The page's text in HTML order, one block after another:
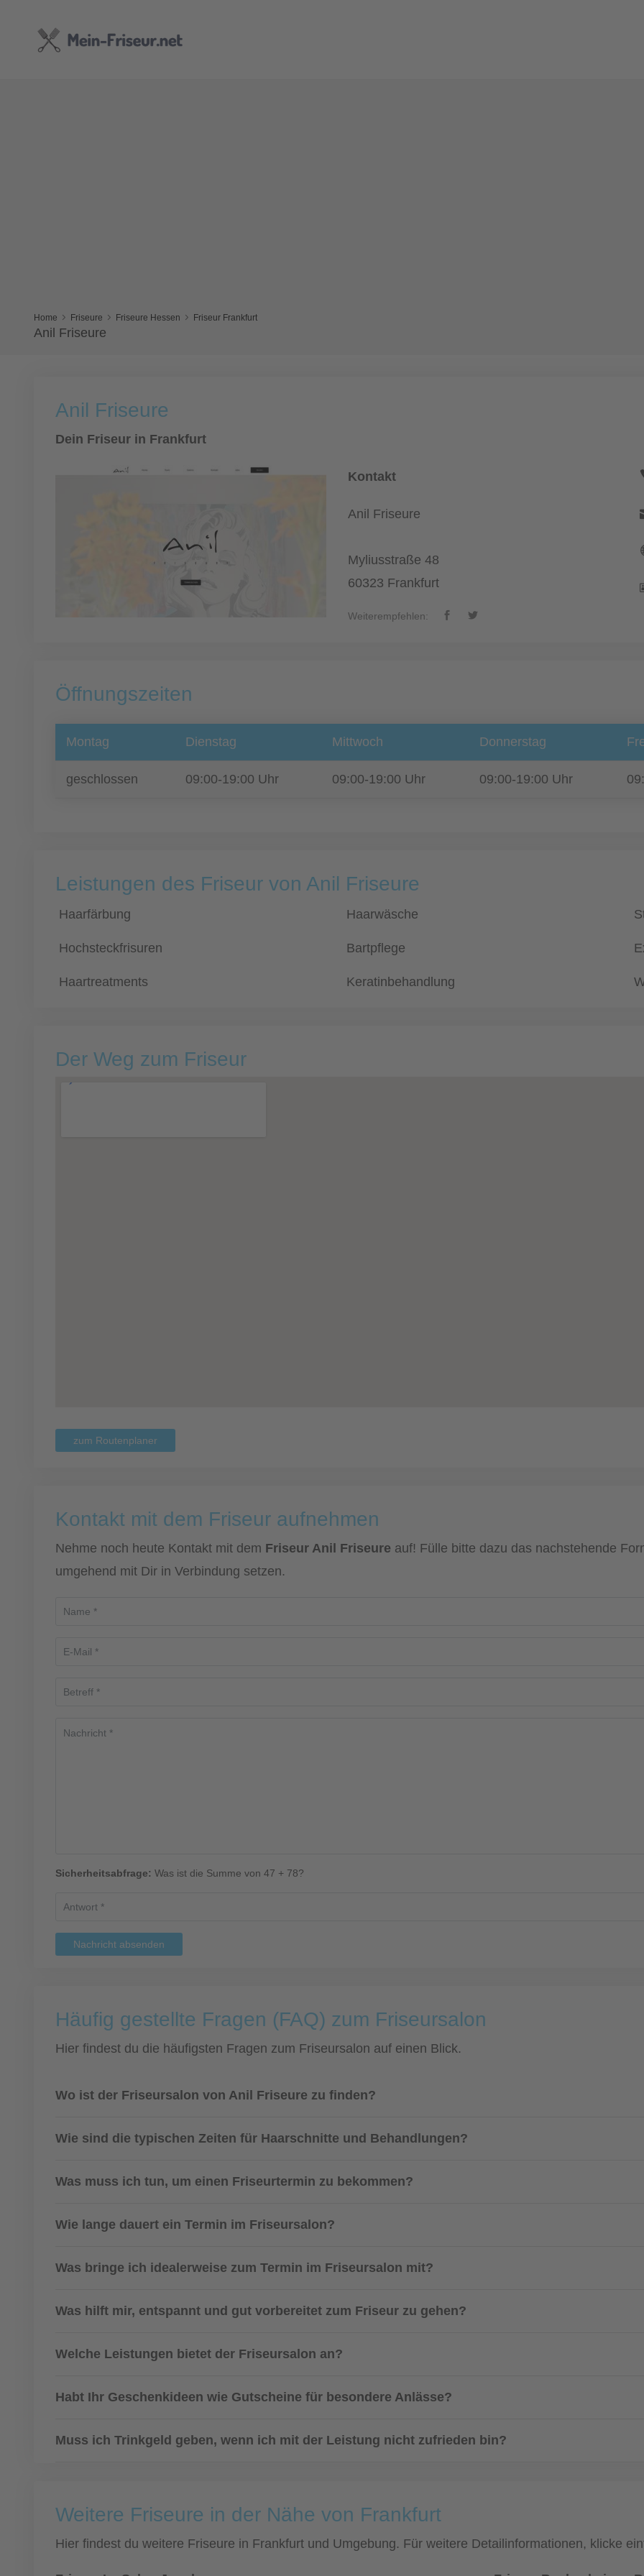
Home Friseure Friseure Hessen Friseur Frankfurt
Anil Friseure
Anil Friseure
Dein Friseur in Frankfurt
Kontakt
Anil Friseure
Myliusstraße 48
60323 Frankfurt
Weiterempfehlen:
Öffnungszeiten
Montag Dienstag Mittwoch Donnerstag
geschlossen 09:00-19:00 Uhr 09:00-19:00 Uhr 09:00-19:00 Uhr
Leistungen des Friseur von Anil Friseure
Haarfärbung Haarwäsche
Hochsteckfrisuren Bartpflege
Haartreatments Keratinbehandlung
Der Weg zum Friseur
zum Routenplaner
Kontakt mit dem Friseur aufnehmen
Nehme noch heute Kontakt mit dem Friseur Anil Friseure auf! Fülle bitte dazu das nachstehende
umgehend mit Dir in Verbindung setzen.
Sicherheitsabfrage: Was ist die Summe von 47 + 78?
Nachricht absenden
Häufig gestellte Fragen (FAQ) zum Friseursalon
Hier findest du die häufigsten Fragen zum Friseursalon auf einen Blick.
Wo ist der Friseursalon von Anil Friseure zu finden?
Wie sind die typischen Zeiten für Haarschnitte und Behandlungen?
Was muss ich tun, um einen Friseurtermin zu bekommen?
Wie lange dauert ein Termin im Friseursalon?
Was bringe ich idealerweise zum Termin im Friseursalon mit?
Was hilft mir, entspannt und gut vorbereitet zum Friseur zu gehen?
Welche Leistungen bietet der Friseursalon an?
Habt Ihr Geschenkideen wie Gutscheine für besondere Anlässe?
Muss ich Trinkgeld geben, wenn ich mit der Leistung nicht zufrieden bin?
Weitere Friseure in der Nähe von Frankfurt
Hier findest du weitere Friseure in Frankfurt und Umgebung. Für weitere Detailinformationen, klicke